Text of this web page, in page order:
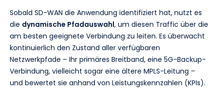
Sobald SD-WAN die Anwendung identifiziert hat, nutzt es
die dynamische Pfadauswahl, um diesen Traffic über die
am besten geeignete Verbindung zu leiten. Es überwacht
kontinuierlich den Zustand aller verfügbaren
Netzwerkpfade – Ihr primäres Breitband, eine 5G-Backup-
Verbindung, vielleicht sogar eine ältere MPLS-Leitung –
und bewertet sie anhand von Leistungskennzahlen (KPIs).